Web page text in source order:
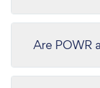
Are POWR